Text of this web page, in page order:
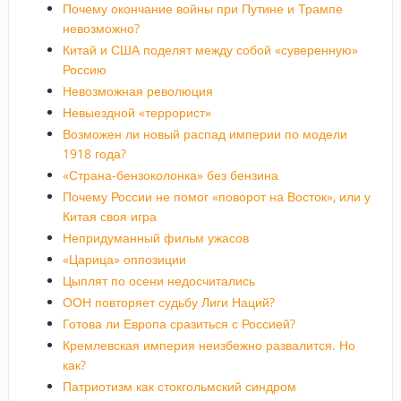
Почему окончание войны при Путине и Трампе
невозможно?
Китай и США поделят между собой «суверенную»
Россию
Невозможная революция
Невыездной «террорист»
Возможен ли новый распад империи по модели
1918 года?
«Страна-бензоколонка» без бензина
Почему России не помог «поворот на Восток», или у
Китая своя игра
Непридуманный фильм ужасов
«Царица» оппозиции
Цыплят по осени недосчитались
ООН повторяет судьбу Лиги Наций?
Готова ли Европа сразиться с Россией?
Кремлевская империя неизбежно развалится. Но
как?
Патриотизм как стокгольмский синдром